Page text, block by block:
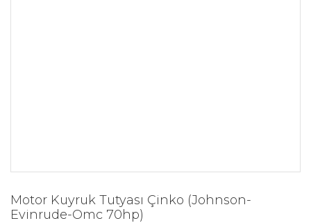
Motor Kuyruk Tutyası Çinko (Johnson-
Evinrude-Omc 70hp)